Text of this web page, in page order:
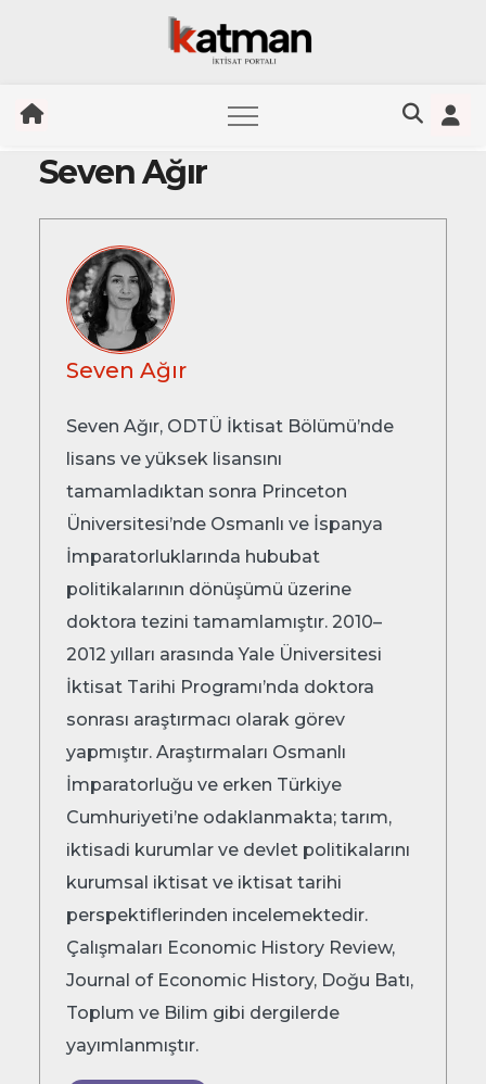
Seven Ağır
Seven Ağır
Seven Ağır, ODTÜ İktisat Bölümü’nde
lisans ve yüksek lisansını
tamamladıktan sonra Princeton
Üniversitesi’nde Osmanlı ve İspanya
İmparatorluklarında hububat
politikalarının dönüşümü üzerine
doktora tezini tamamlamıştır. 2010–
2012 yılları arasında Yale Üniversitesi
İktisat Tarihi Programı’nda doktora
sonrası araştırmacı olarak görev
yapmıştır. Araştırmaları Osmanlı
İmparatorluğu ve erken Türkiye
Cumhuriyeti’ne odaklanmakta; tarım,
iktisadi kurumlar ve devlet politikalarını
kurumsal iktisat ve iktisat tarihi
perspektiflerinden incelemektedir.
Çalışmaları Economic History Review,
Journal of Economic History, Doğu Batı,
Toplum ve Bilim gibi dergilerde
yayımlanmıştır.